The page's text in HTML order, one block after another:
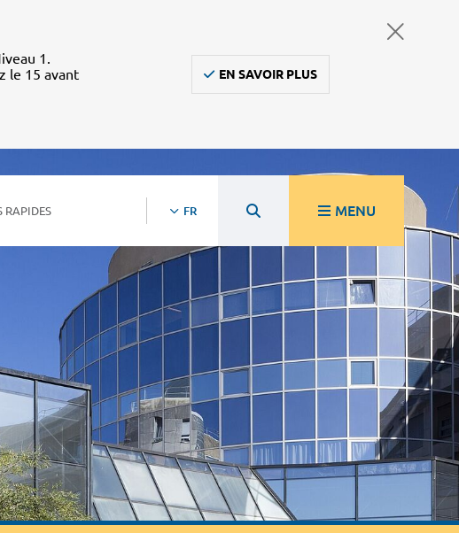
1.
le 15 avant
EN SAVOIR PLUS
RAPIDES FR MENU